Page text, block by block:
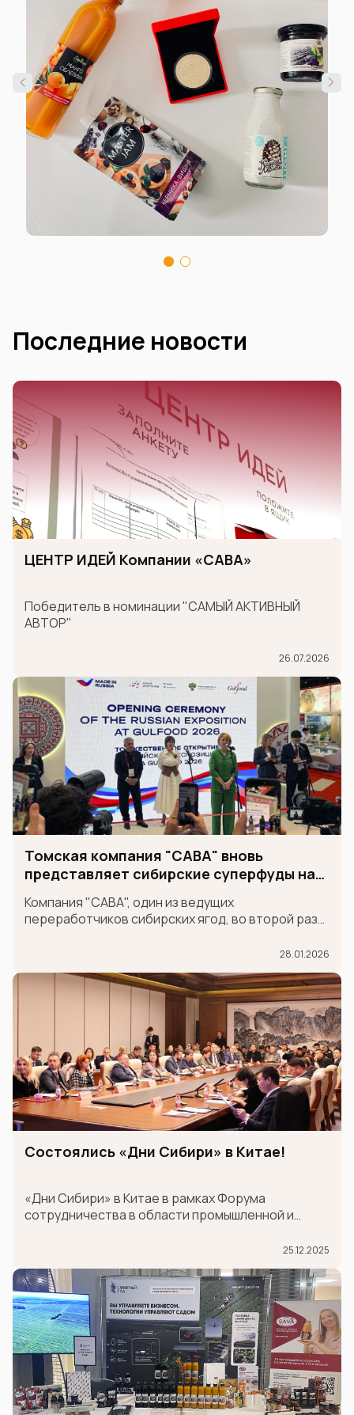
Последние новости
ЦЕНТР ИДЕЙ Компании «САВА»
Победитель в номинации "САМЫЙ АКТИВНЫЙ
АВТОР"
26.07.2026
Томская компания "САВА" вновь
представляет сибирские суперфуды на
Компания "САВА", один из ведущих
переработчиков сибирских ягод, во второй раз
международной продовольственной выставке
GULFOOD в составе экспозиции MADE IN RUSSIA,
которая проходит в Дубае 26-30 января.
28.01.2026
Состоялись «Дни Сибири» в Китае!
«Дни Сибири» в Китае в рамках Форума
сотрудничества в области промышленной и
провинцией Шаньдун и странами Шанхайской
организации сотрудничества (ШОС).
25.12.2025